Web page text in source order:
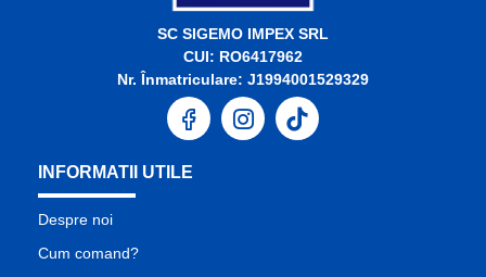
SC SIGEMO IMPEX SRL
CUI: RO6417962
Nr. Înmatriculare: J1994001529329
INFORMATII UTILE
Despre noi
Cum comand?